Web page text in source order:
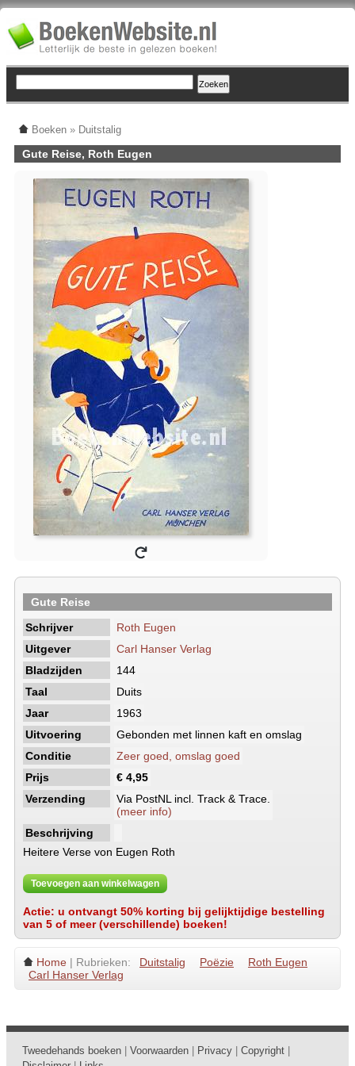
Boeken » Duitstalig
Gute Reise, Roth Eugen
Gute Reise
Schrijver
Roth Eugen
Uitgever
Carl Hanser Verlag
Bladzijden
144
Taal
Duits
Jaar
1963
Uitvoering
Gebonden met linnen kaft en omslag
Conditie
Zeer goed, omslag goed
Prijs
€ 4,95
Verzending
Via PostNL incl. Track & Trace.
(meer info)
Beschrijving
Heitere Verse von Eugen Roth
Toevoegen aan winkelwagen
Actie: u ontvangt 50% korting bij gelijktijdige bestelling
van 5 of meer (verschillende) boeken!
Home | Rubrieken: Duitstalig Poëzie
Roth Eugen
Carl Hanser Verlag
Tweedehands boeken Voorwaarden Privacy Copyright